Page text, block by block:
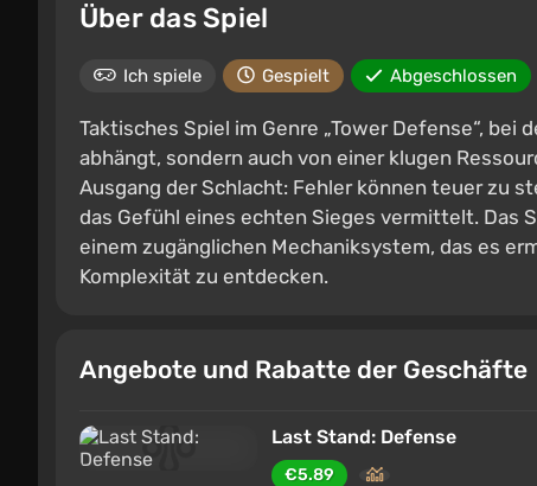
Über das Spiel
Ich spiele Gespielt Abgeschlossen
Taktisches Spiel im Genre „Tower Defense“,
abhängt, sondern auch von einer klugen
Ausgang der Schlacht: Fehler können teuer zu
das Gefühl eines echten Sieges vermittelt. Das
einem zugänglichen Mechaniksystem, das es
Komplexität zu entdecken.
Angebote und Rabatte der Geschäfte
Last Stand: Defense
€5.89